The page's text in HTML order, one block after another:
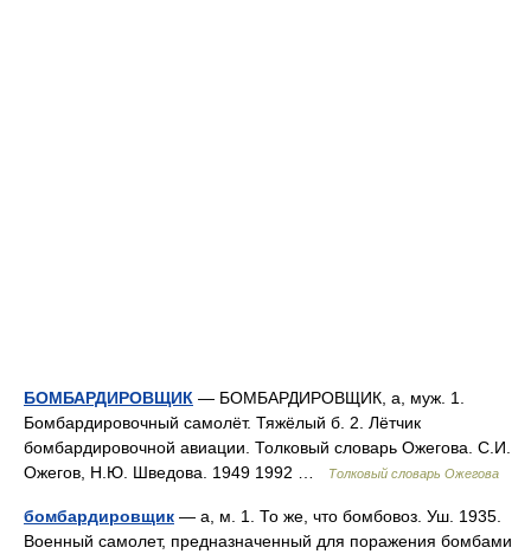
БОМБАРДИРОВЩИК — БОМБАРДИРОВЩИК, а, муж. 1.
Бомбардировочный самолёт. Тяжёлый б. 2. Лётчик
бомбардировочной авиации. Толковый словарь Ожегова. С.И.
Ожегов, Н.Ю. Шведова. 1949 1992 …
Толковый словарь Ожегова
бомбардировщик — а, м. 1. То же, что бомбовоз. Уш. 1935.
Военный самолет, предназначенный для поражения бомбами